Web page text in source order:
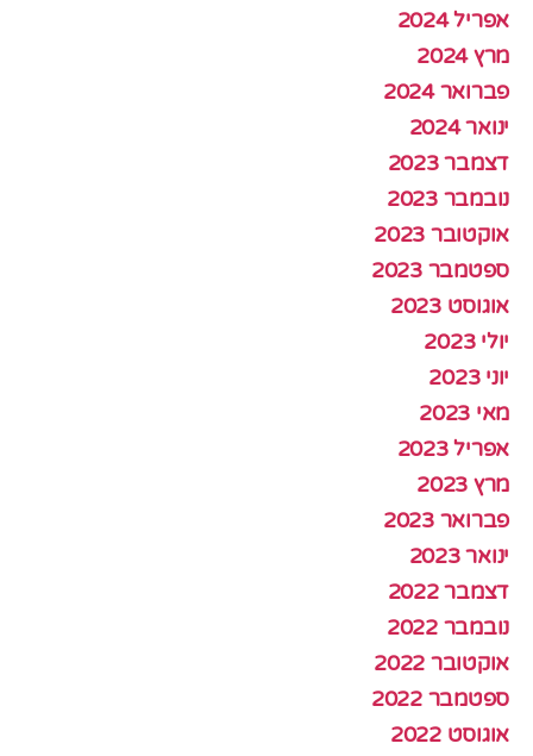
אפריל 2024
מרץ 2024
פברואר 2024
ינואר 2024
דצמבר 2023
נובמבר 2023
אוקטובר 2023
ספטמבר 2023
אוגוסט 2023
יולי 2023
יוני 2023
מאי 2023
אפריל 2023
מרץ 2023
פברואר 2023
ינואר 2023
דצמבר 2022
נובמבר 2022
אוקטובר 2022
ספטמבר 2022
אוגוסט 2022